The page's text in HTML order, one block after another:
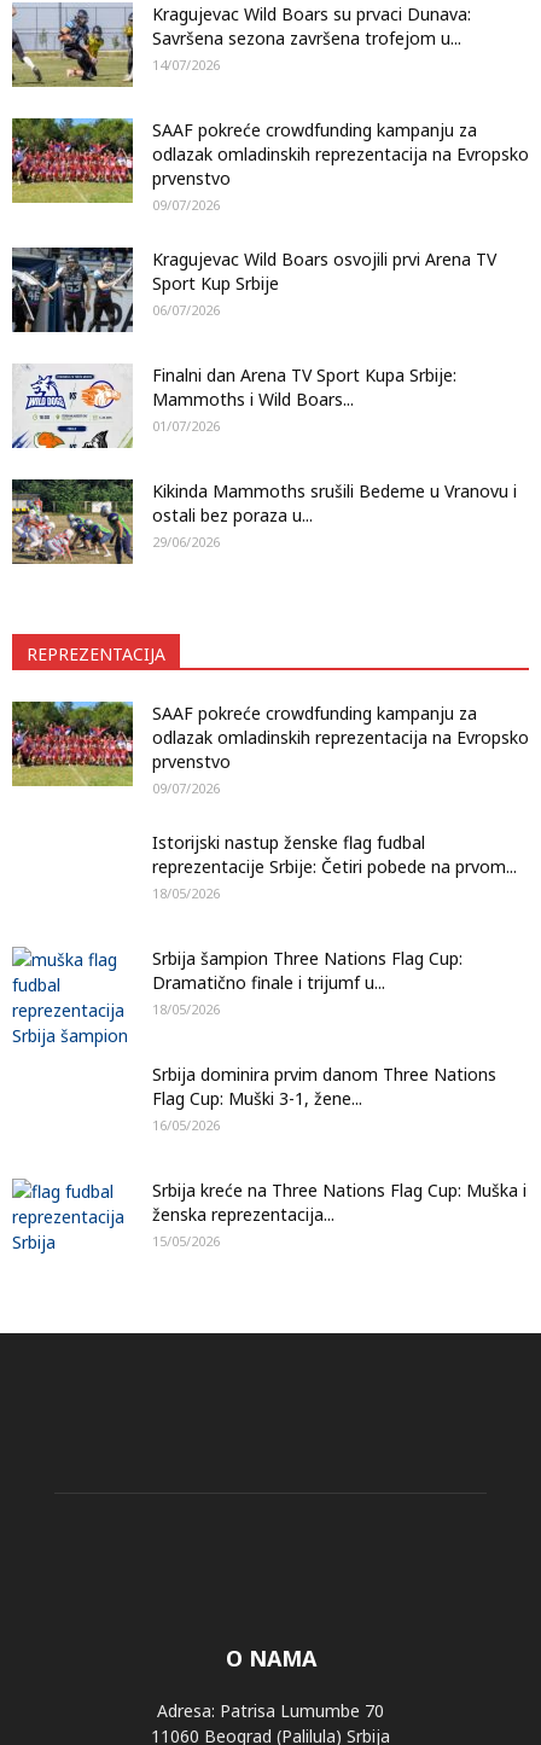
Kragujevac Wild Boars su prvaci Dunava:
Savršena sezona završena trofejom u...
14/07/2026
SAAF pokreće crowdfunding kampanju za
odlazak omladinskih reprezentacija na Evropsko
prvenstvo
09/07/2026
Kragujevac Wild Boars osvojili prvi Arena TV
Sport Kup Srbije
06/07/2026
Finalni dan Arena TV Sport Kupa Srbije:
Mammoths i Wild Boars...
01/07/2026
Kikinda Mammoths srušili Bedeme u Vranovu i
ostali bez poraza u...
29/06/2026
REPREZENTACIJA
SAAF pokreće crowdfunding kampanju za
odlazak omladinskih reprezentacija na Evropsko
prvenstvo
09/07/2026
Istorijski nastup ženske flag fudbal
reprezentacije Srbije: Četiri pobede na prvom...
18/05/2026
Srbija šampion Three Nations Flag Cup:
Dramatično finale i trijumf u...
18/05/2026
Srbija dominira prvim danom Three Nations
Flag Cup: Muški 3-1, žene...
16/05/2026
Srbija kreće na Three Nations Flag Cup: Muška i
ženska reprezentacija...
15/05/2026
O NAMA
Adresa: Patrisa Lumumbe 70
11060 Beograd (Palilula) Srbija